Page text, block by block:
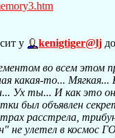
у kenigtiger@lj
во всем этом
какая-то...
Ух ты... И как это
был объявлен
расстрела,
не улетел в космос